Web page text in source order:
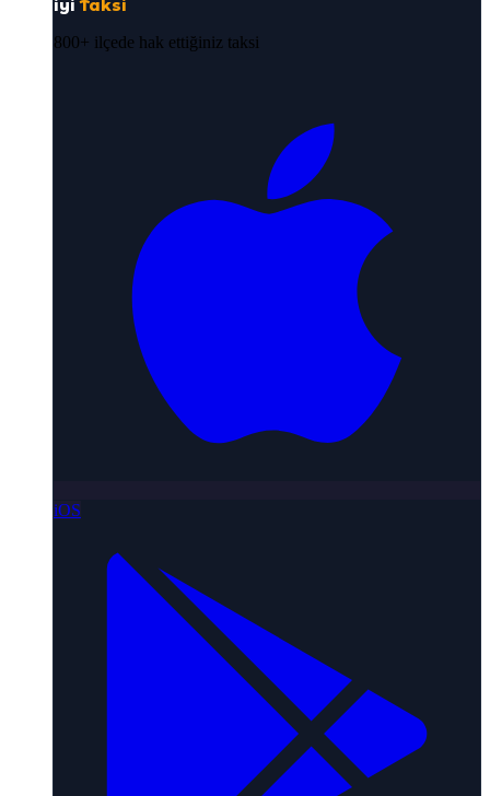
iyi Taksi
800+ ilçede hak ettiğiniz taksi
iOS